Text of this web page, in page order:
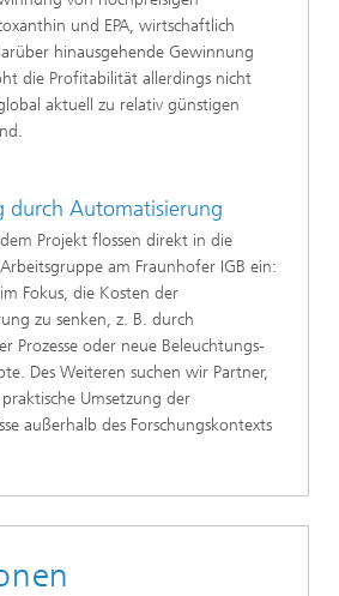
und EPA, wirtschaftlich
hinausgehende Gewinnung
die Profitabilität allerdings nicht
aktuell zu relativ günstigen
durch Automatisierung
dem Projekt flossen direkt in die
am Fraunhofer IGB ein:
Fokus, die Kosten der
zu senken, z. B. durch
Prozesse oder neue Beleuchtungs-
Des Weiteren suchen wir Partner,
Umsetzung der
außerhalb des Forschungskontexts